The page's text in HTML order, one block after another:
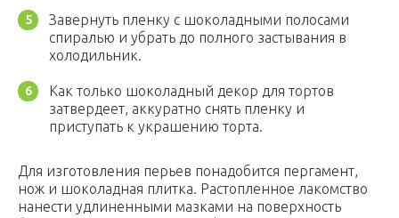
Завернуть пленку с шоколадными полосами
спиралью и убрать до полного застывания в
холодильник.
Как только шоколадный декор для тортов
затвердеет, аккуратно снять пленку и
приступать к украшению торта.
Для изготовления перьев понадобится пергамент,
нож и шоколадная плитка. Растопленное лакомство
нанести удлиненными мазками на поверхность